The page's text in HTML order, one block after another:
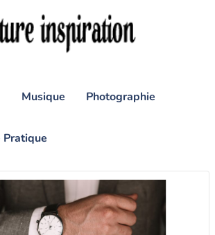
Musique Photographie
Pratique